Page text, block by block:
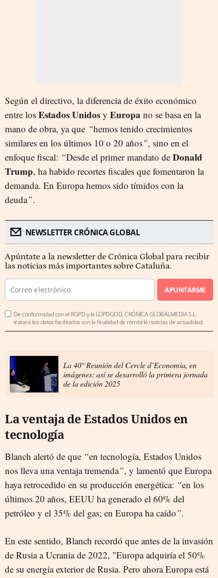
Según el directivo, la diferencia de éxito económico
entre los Estados Unidos y Europa no se basa en la
mano de obra, ya que “hemos tenido crecimientos
similares en los últimos 10 o 20 años”, sino en el
enfoque fiscal: “Desde el primer mandato de Donald
Trump, ha habido recortes fiscales que fomentaron la
demanda. En Europa hemos sido tímidos con la
deuda”.
NEWSLETTER CRÓNICA GLOBAL
Apúntate a la newsletter de Crónica Global para recibir
las noticias más importantes sobre Cataluña.
APUNTARME
De conformidad con el RGPD y la LOPDGDD, CRÓNICA GLOBALMEDIA S.L.
tratará los datos facilitados con la finalidad de remitirle noticias de actualidad.
La 40° Reunión del Cercle d’Economia, en
imágenes: así se desarrolló la primera jornada
de la edición 2025
La ventaja de Estados Unidos en
tecnología
Blanch alertó de que “en tecnología, Estados Unidos
nos lleva una ventaja tremenda”, y lamentó que Europa
haya retrocedido en su producción energética: “en los
últimos 20 años, EEUU ha generado el 60% del
petróleo y el 35% del gas; en Europa ha caído”.
En este sentido, Blanch recordó que antes de la invasión
de Rusia a Ucrania de 2022, "Europa adquiría el 50%
de su energía exterior de Rusia. Pero ahora Europa está